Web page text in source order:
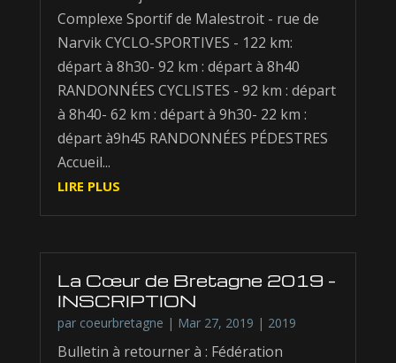
Complexe Sportif de Malestroit - rue de
Narvik CYCLO-SPORTIVES - 122 km:
départ à 8h30- 92 km : départ à 8h40
RANDONNÉES CYCLISTES - 92 km : départ
à 8h40- 62 km : départ à 9h30- 22 km :
départ à9h45 RANDONNÉES PÉDESTRES
Accueil...
LIRE PLUS
La Cœur de Bretagne 2019 –
INSCRIPTION
par coeurbretagne | Mar 27, 2019 | 2019
Bulletin à retourner à : Fédération